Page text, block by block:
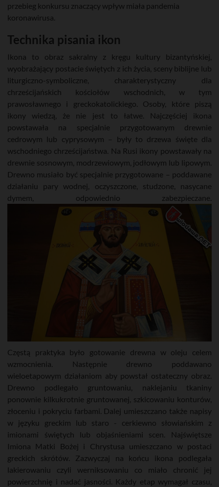
przebieg konkursu znaczący wpływ miała pandemia
koronawirusa.
Technika pisania ikon
Ikona to obraz sakralny z kręgu kultury bizantyńskiej,
wyobrażający postacie świętych z ich życia, sceny biblijne lub
liturgiczno-symboliczne, charakterystyczny dla
chrześcijańskich kościołów wschodnich, w tym
prawosławnego i greckokatolickiego. Osoby, które piszą
ikony wiedzą, że nie jest to łatwe. Najczęściej ikona
powstawała na specjalnie przygotowanym drewnie
cedrowym lub cyprysowym – były to drzewa święte dla
wschodniego chrześcijaństwa. Na Rusi ikony powstawały na
drewnie sosnowym, modrzewiowym, jodłowym lub lipowym.
Drewno musiało być specjalnie przygotowane – poddawane
działaniu pary wodnej, oczyszczone, studzone, nasycane
dymem, odpowiednio zabezpieczane.
Częstą praktyka było gotowanie drewna w oleju celem
wzmocnienia. Następnie drewno poddawano
wieloetapowym działaniom aby powstał ostateczny obraz.
Drewno podlegało gruntowaniu, naklejaniu tkaniny
ponownie kilkukrotnie gruntowanej, szkicowaniu konturów,
złoceniu i pokryciu farbami. Dalej umieszczano także napisy
w języku greckim lub staro - cerkiewno słowiańskim z
imionami świętych lub objaśnieniami scen. Najświętsze
Imiona Matki Bożej i Chrystusa umieszczano w postaci
greckich skrótów. Zazwyczaj na końcu ikona podlegała
lakierowaniu czyli werniksowaniu co miało chronić jej
powierzchnię i nadać jasności. Każdy etap wymagał czasu,